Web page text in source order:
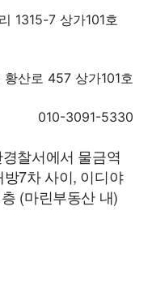
1315-7 상가101호
산로 457 상가101호
010-3091-5330
찰서에서 물금역
7차 사이, 이디야
(마린부동산 내)